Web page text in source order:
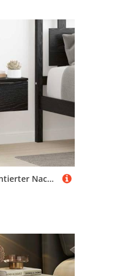
Tonture Wandmontierter Nachttisch Schwarze Eiche, 34x30x20 cm Holzwerkstoff mit Schublade, Modernes Design für Schlafzimmer, Vielseitiger Stauraum